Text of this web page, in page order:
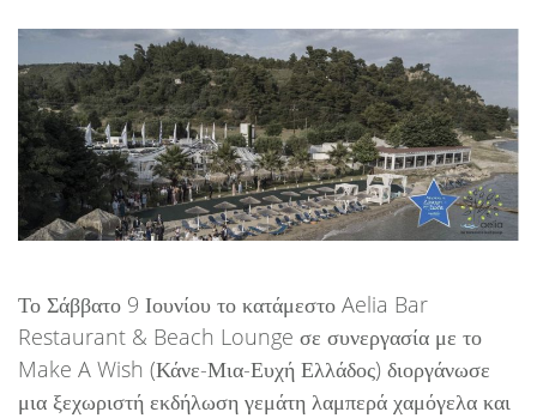
Το Σάββατο 9 Ιουνίου το κατάμεστο Aelia Bar
Restaurant & Beach Lounge σε συνεργασία με το
Make A Wish (Κάνε-Μια-Ευχή Ελλάδος) διοργάνωσε
μια ξεχωριστή εκδήλωση γεμάτη λαμπερά χαμόγελα και